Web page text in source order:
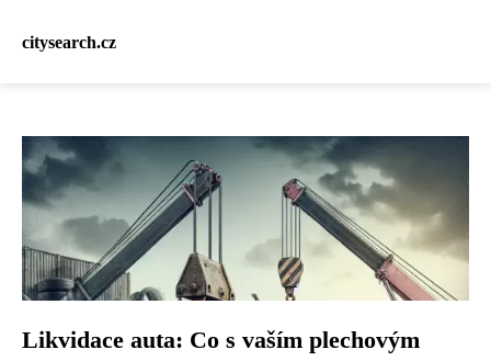
citysearch.cz
Likvidace auta: Co s vaším plechovým